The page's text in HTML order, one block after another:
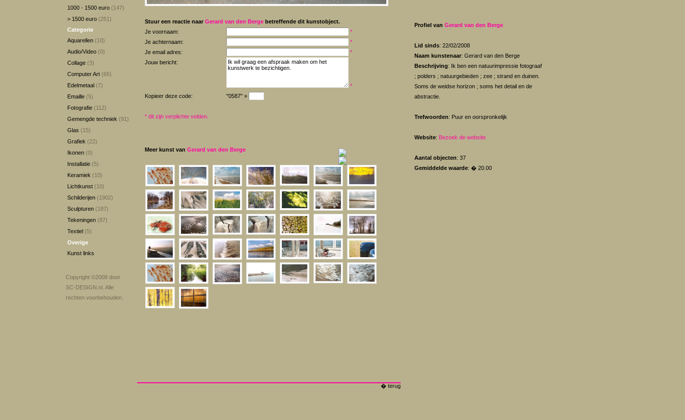
1000 - 1500 euro (147)
> 1500 euro (251)
Categorie
Aquarellen (10)
Audio/Video (0)
Collage (3)
Computer Art (65)
Edelmetaal (7)
Emaille (5)
Fotografie (112)
Gemengde techniek (91)
Glas (15)
Grafiek (22)
Ikonen (0)
Installatie (5)
Keramiek (10)
Lichtkunst (10)
Schilderijen (1902)
Sculpturen (187)
Tekeningen (87)
Textiel (5)
Overige
Kunst links
Copyright ©2008 door
SC-DESIGN.nl . Alle
rechten voorbehouden.
Stuur een reactie naar Gerard van den Berge betreffende dit kunstobject.
Je voornaam:
*
Je achternaam:
*
Je email adres:
*
Jouw bericht:
*
Kopieer deze code:
"0587" »
* dit zijn verplichte velden.
Meer kunst van Gerard van den Berge
� terug
Profiel van Gerard van den Berge
Lid sinds: 22/02/2008
Naam kunstenaar: Gerard van den Berge
Beschrijving: Ik ben een natuurimpressie fotograaf
; polders ; natuurgebieden ; zee ; strand en duinen.
Soms de weidse horizon ; soms het detail en de
abstractie.
Trefwoorden: Puur en oorspronkelijk
Website: Bezoek de website
Aantal objecten: 37
Gemiddelde waarde: � 20.00